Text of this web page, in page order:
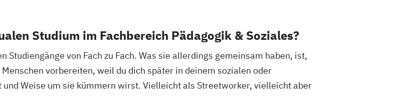
Studium im Fachbereich Pädagogik & Soziales?
von Fach zu Fach. Was sie allerdings gemeinsam haben, ist,
vorbereiten, weil du dich später in deinem sozialen oder
Weise um sie kümmern wirst. Vielleicht als Streetworker, vielleicht aber